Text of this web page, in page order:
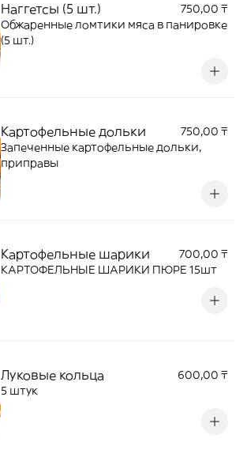
Наггетсы (5 шт.)
750,00 ₸
Обжаренные ломтики мяса в панировке
(5 шт.)
Картофельные дольки
750,00 ₸
Запеченные картофельные дольки,
приправы
Картофельные шарики
700,00 ₸
КАРТОФЕЛЬНЫЕ ШАРИКИ ПЮРЕ 15шт
Луковые кольца
600,00 ₸
5 штук